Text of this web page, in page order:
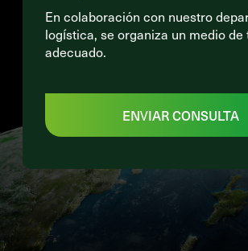
En colaboración con nuestro
logística, se organiza un medio de
adecuado.
ENVIAR CONSULTA